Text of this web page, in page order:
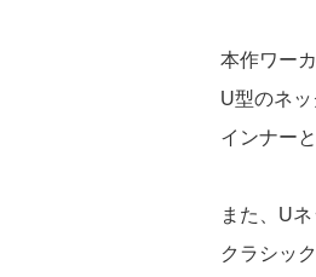
本作ワー
U型のネ
インナー
また、U
クラシッ